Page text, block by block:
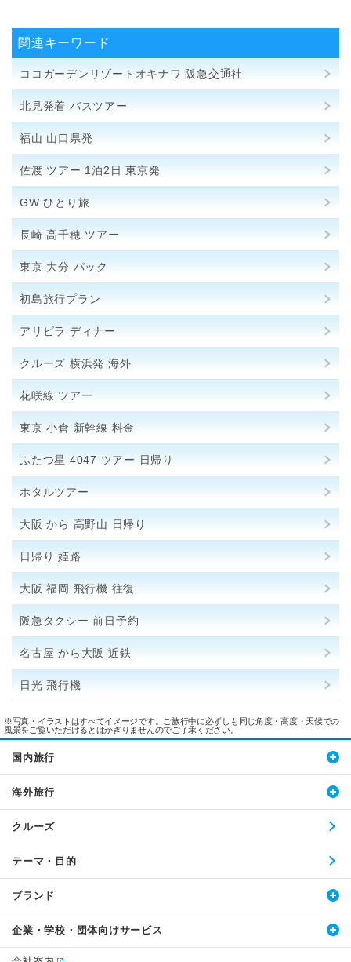
関連キーワード
ココガーデンリゾートオキナワ 阪急交通社
北見発着 バスツアー
福山 山口県発
佐渡 ツアー 1泊2日 東京発
GW ひとり旅
長崎 高千穂 ツアー
東京 大分 パック
初島旅行プラン
アリビラ ディナー
クルーズ 横浜発 海外
花咲線 ツアー
東京 小倉 新幹線 料金
ふたつ星 4047 ツアー 日帰り
ホタルツアー
大阪 から 高野山 日帰り
日帰り 姫路
大阪 福岡 飛行機 往復
阪急タクシー 前日予約
名古屋 から大阪 近鉄
日光 飛行機
※写真・イラストはすべてイメージです。ご旅行中に必ずしも同じ角度・高度・天候での
風景をご覧いただけるとはかぎりませんのでご了承ください。
国内旅行
海外旅行
クルーズ
テーマ・目的
ブランド
企業・学校・団体向けサービス